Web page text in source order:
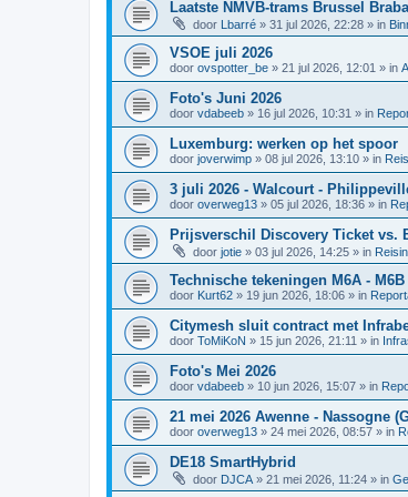
Laatste NMVB-trams Brussel
door Lbarré » 31 jul 2026, 22:28 » in
VSOE juli 2026
door ovspotter_be » 21 jul 2026, 12:01 » in
Foto's Juni 2026
door vdabeeb » 16 jul 2026, 10:31 » in
Luxemburg: werken op het spoor
door joverwimp » 08 jul 2026, 13:10 » in
3 juli 2026 - Walcourt -
door overweg13 » 05 jul 2026, 18:36 » in
Prijsverschil Discovery Ticket vs.
door jotie » 03 jul 2026, 14:25 » in
Technische tekeningen M6A -
door Kurt62 » 19 jun 2026, 18:06 » in
Citymesh sluit contract met
door ToMiKoN » 15 jun 2026, 21:11 » in
Foto's Mei 2026
door vdabeeb » 10 jun 2026, 15:07 » in
21 mei 2026 Awenne - Nassogne
door overweg13 » 24 mei 2026, 08:57 » in
DE18 SmartHybrid
door DJCA » 21 mei 2026, 11:24 » in